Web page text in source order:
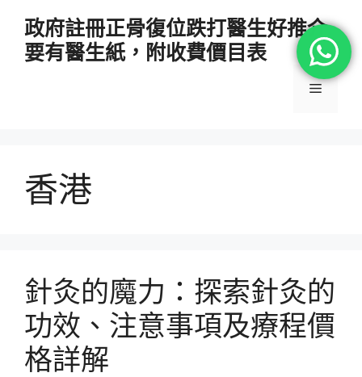
政府註冊正骨復位跌打醫生好推介
要有醫生紙，附收費價目表
選
香港
針灸的魔力：探索針灸的
功效、注意事項及療程價
格詳解